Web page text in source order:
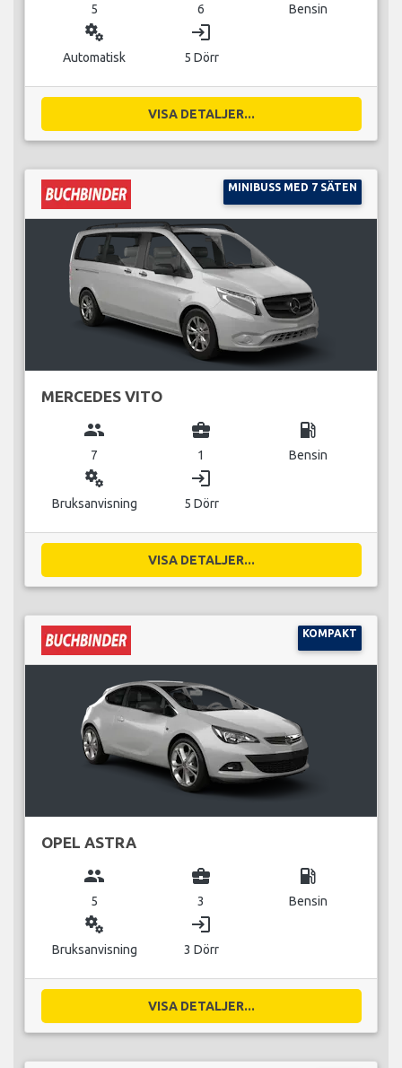
5 6 Bensin
miscellaneous_services
Automatisk
login
5 Dörr
VISA DETALJER...
MINIBUSS MED 7 SÄTEN
MERCEDES VITO
group
7
business_center
1
local_gas_station
Bensin
miscellaneous_services
Bruksanvisning
login
5 Dörr
VISA DETALJER...
KOMPAKT
OPEL ASTRA
group
5
business_center
3
local_gas_station
Bensin
miscellaneous_services
Bruksanvisning
login
3 Dörr
VISA DETALJER...